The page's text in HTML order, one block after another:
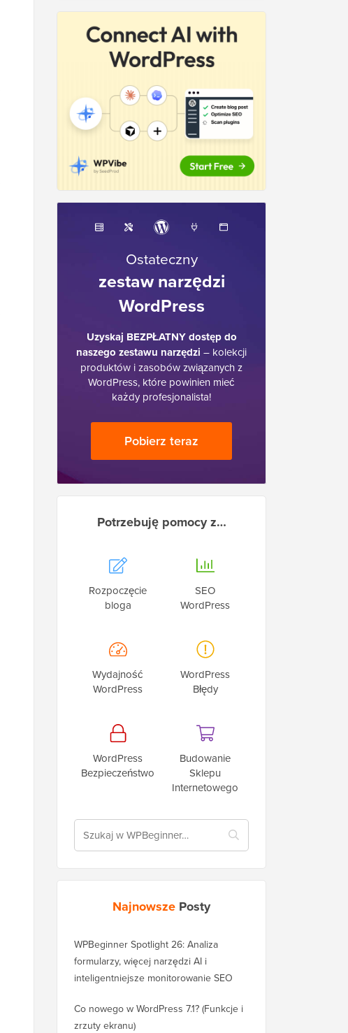
Ostateczny
zestaw narzędzi
WordPress
Uzyskaj BEZPŁATNY dostęp do
naszego zestawu narzędzi – kolekcji
produktów i zasobów związanych z
WordPress, które powinien mieć
każdy profesjonalista!
Pobierz teraz
Potrzebuję pomocy z…
Rozpoczęcie
bloga
SEO
WordPress
Wydajność
WordPress
WordPress
Błędy
WordPress
Bezpieczeństwo
Budowanie
Sklepu
Internetowego
Najnowsze Posty
WPBeginner Spotlight 26: Analiza
formularzy, więcej narzędzi AI i
inteligentniejsze monitorowanie SEO
Co nowego w WordPress 7.1? (Funkcje i
zrzuty ekranu)